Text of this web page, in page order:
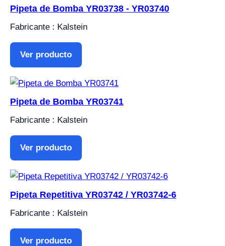
Pipeta de Bomba YR03738 - YR03740
Fabricante : Kalstein
Ver producto
Pipeta de Bomba YR03741
Fabricante : Kalstein
Ver producto
Pipeta Repetitiva YR03742 / YR03742-6
Fabricante : Kalstein
Ver producto